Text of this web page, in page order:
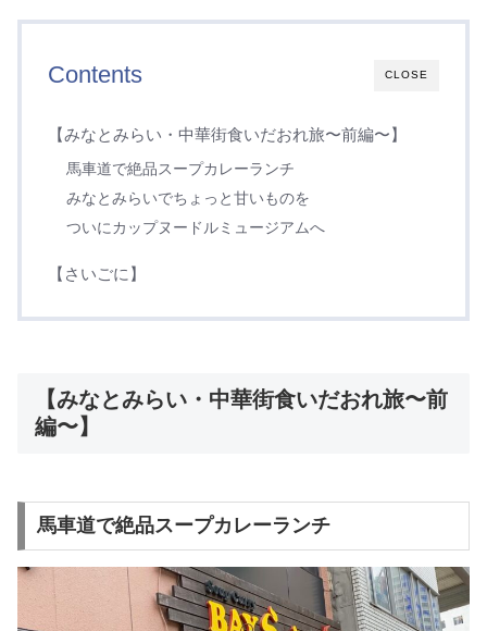
CLOSE
Contents
【みなとみらい・中華街食いだおれ旅〜前編〜】
馬車道で絶品スープカレーランチ
みなとみらいでちょっと甘いものを
ついにカップヌードルミュージアムへ
【さいごに】
【みなとみらい・中華街食いだおれ旅〜前
編〜】
馬車道で絶品スープカレーランチ